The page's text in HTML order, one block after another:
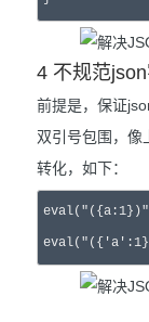
4 不规范
前提是，保证
双引号包围，像
转化，如下：